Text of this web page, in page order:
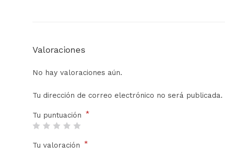
Valoraciones
No hay valoraciones aún.
Tu dirección de correo electrónico no será publicada.
Tu puntuación *
Tu valoración *